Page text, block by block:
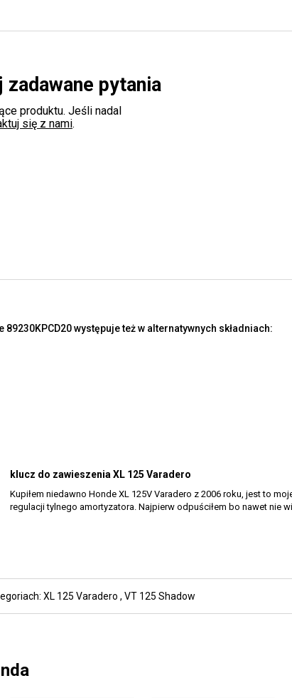
zadawane pytania
produktu. Jeśli nadal
się z nami.
występuje też w alternatywnych składniach:
klucz do zawieszenia XL 125 Varadero
Kupiłem niedawno Honde XL 125V Varadero z 2006 roku, jest to
regulacji tylnego amortyzatora. Najpierw odpuściłem bo nawet nie
XL 125 Varadero , VT 125 Shadow